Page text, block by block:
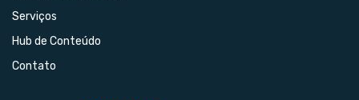
Serviços
Hub de Conteúdo
Contato